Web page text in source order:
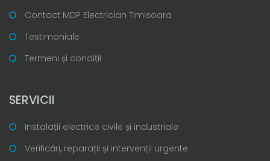
Contact MDP Electrician Timisoara
Testimoniale
Termeni și condiții
SERVICII
Instalații electrice civile și industriale
Verificări, reparații și intervenții urgente